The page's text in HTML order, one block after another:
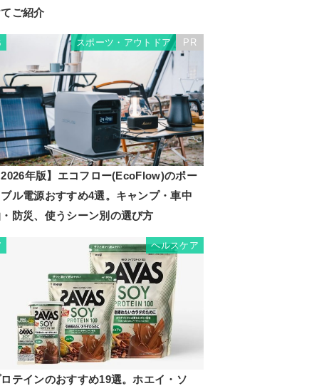
ご紹介
スポーツ・アウトドア PR
年版】エコフロー(EcoFlow)のポー
ル電源おすすめ4選。キャンプ・車中
防災、使うシーン別の選び方
ヘルスケア
テインのおすすめ19選。ホエイ・ソ